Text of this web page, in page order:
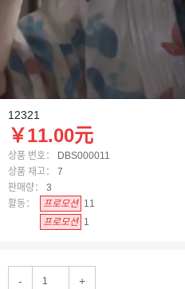
12321
￥11.00元
상품 번호：
DBS000011
상품 재고：
7
판매량：
3
활동：
프로모션 11
프로모션 1
- +